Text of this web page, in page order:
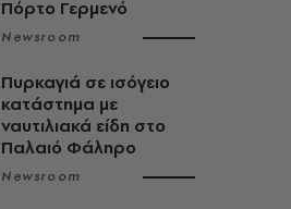
Πόρτο Γερμενό
Newsroom
Πυρκαγιά σε ισόγειο
κατάστημα με
ναυτιλιακά είδη στο
Παλαιό Φάληρο
Newsroom